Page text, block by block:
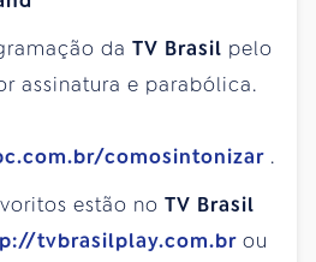
da TV Brasil pelo
assinatura e parabólica.
comosintonizar .
estão no TV Brasil
tvbrasilplay.com.br ou